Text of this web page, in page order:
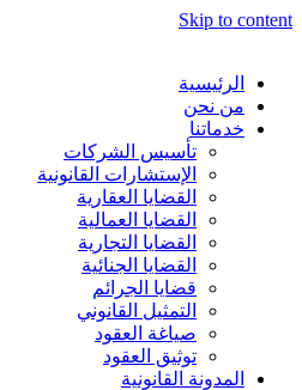
Skip to content
الرئيسية
من نحن
خدماتنا
تأسيس الشركات
الإستشارات القانونية
القضايا العقارية
القضايا العمالية
القضايا التجارية
القضايا الجنائية
قضايا الجرائم
التمثيل القانوني
صياغة العقود
توثيق العقود
المدونة القانونية